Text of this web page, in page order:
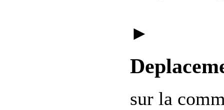
►
sur la